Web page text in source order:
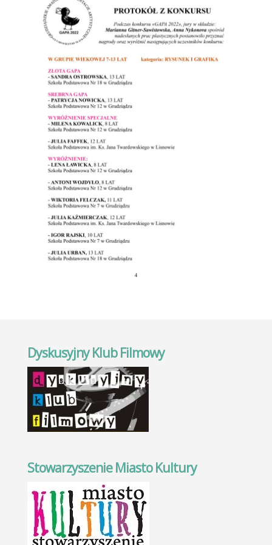
Dyskusyjny Klub Filmowy
Stowarzyszenie Miasto Kultury